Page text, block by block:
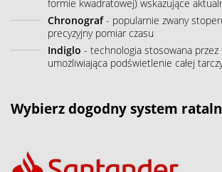
formie kwadratowej) wskazujące
Chronograf- popularnie zwany
precyzyjny pomiar czasu
Indiglo - technologia stosowana przez
umożliwiająca podświetlenie całej
Wybierz dogodny system